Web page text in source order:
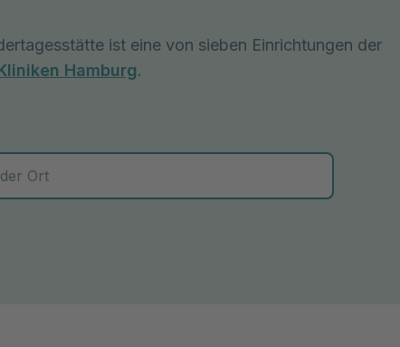
ist eine von sieben Einrichtungen der
Hamburg.